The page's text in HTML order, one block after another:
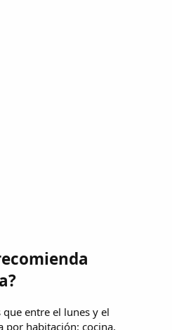
entre el lunes y el
por habitación: cocina,